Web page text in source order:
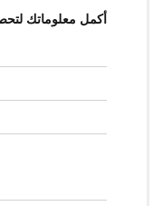
أكمل معلوماتك